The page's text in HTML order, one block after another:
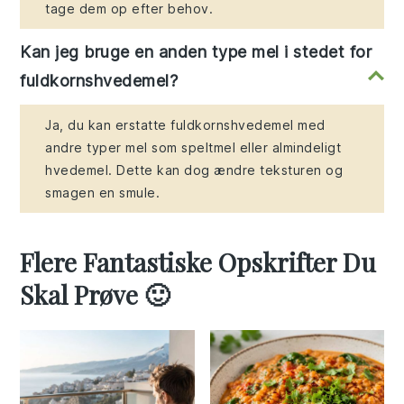
tage dem op efter behov.
Kan jeg bruge en anden type mel i stedet for
fuldkornshvedemel?
Ja, du kan erstatte fuldkornshvedemel med
andre typer mel som speltmel eller almindeligt
hvedemel. Dette kan dog ændre teksturen og
smagen en smule.
Flere Fantastiske Opskrifter Du
Skal Prøve 🙂